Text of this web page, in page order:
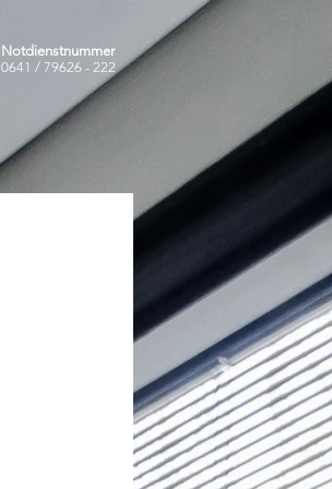
Notdienstnummer
0641 / 79626 - 222